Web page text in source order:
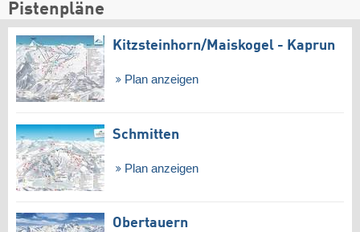
Pistenpläne
Kitzsteinhorn/​Maiskogel - Kaprun
Plan anzeigen
Schmitten
Plan anzeigen
Obertauern